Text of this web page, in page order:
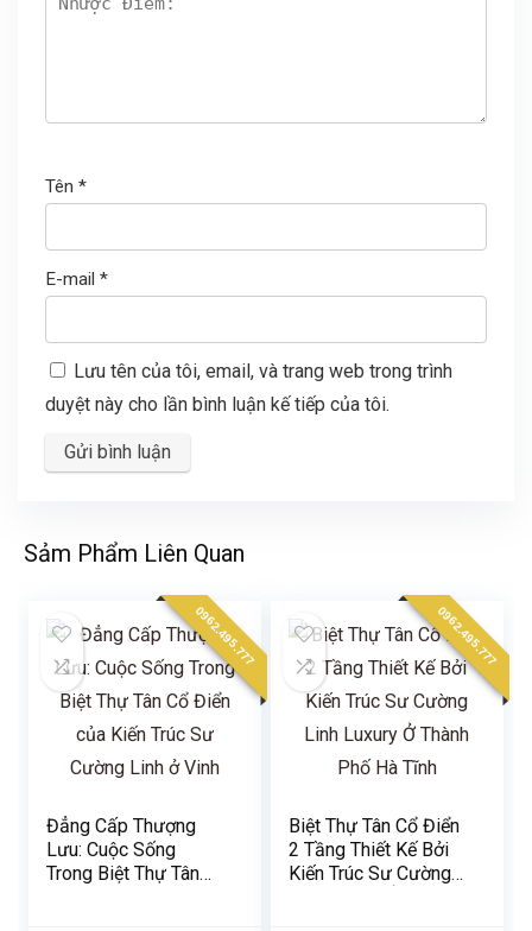
Tên *
E-mail *
Lưu tên của tôi, email, và trang web trong trình
duyệt này cho lần bình luận kế tiếp của tôi.
Sảm Phẩm Liên Quan
0962.495.777
Đẳng Cấp Thượng
Lưu: Cuộc Sống
Trong Biệt Thự Tân
0962.495.777
Biệt Thự Tân Cổ Điển
2 Tầng Thiết Kế Bởi
Kiến Trúc Sư Cường